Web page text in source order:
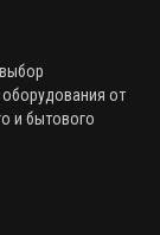
от
и бытового